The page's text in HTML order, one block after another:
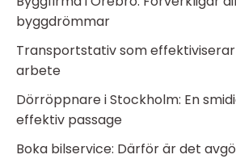
byggdrömmar
Transportstativ som
arbete
Dörröppnare i Stockholm: En
effektiv passage
Boka bilservice: Därför är det